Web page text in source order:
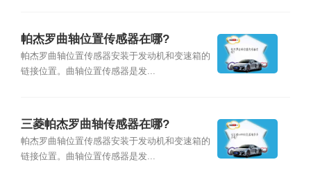
帕杰罗曲轴位置传感器在哪?
帕杰罗曲轴位置传感器安装于发动机和变速箱的
链接位置。曲轴位置传感器是发...
三菱帕杰罗曲轴传感器在哪?
帕杰罗曲轴位置传感器安装于发动机和变速箱的
链接位置。曲轴位置传感器是发...